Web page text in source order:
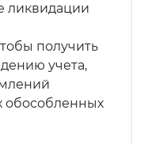
ликвидации
получить
учета,
обособленных